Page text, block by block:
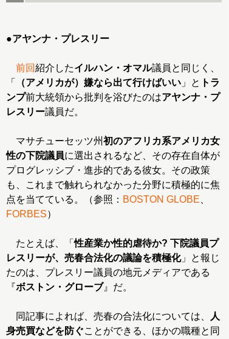
●アヤンナ・プレスリー
前回紹介したイルハン・オマル議員と同じく、
「
（アメリカが）嫌なら出て行けばいい 」と トラ
ンプ前大統領から批判を浴びたのはアヤンナ・プ
レスリー議員だ。
マサチューセッツ州初のアフリカ系アメリカ女
性の下院議員に選出されるなど、その存在自体が
プログレッシブ・進歩的である彼女。その政策
も、これまで触れられなかった分野に積極的に焦
点を当てている。（参照： BOSTON GLOBE
FORBES）
たとえば、「性産業か性的虐待か? 下院議員プ
レスリーが、売春合法化の議論を積極化」と報じ
たのは、プレスリー議員の地元メディアである
『ボストン・グローブ』だ。
同記事によれば、売春の合法化については、
人
身売買などを防ぐことができる、ほかの職種と同